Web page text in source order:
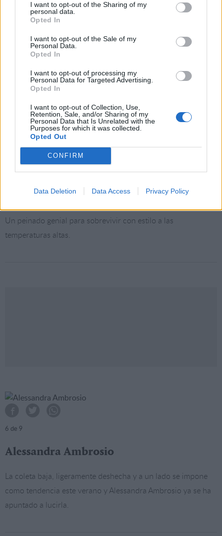
I want to opt-out of the Sharing of my
personal data.
Opted In
I want to opt-out of the Sale of my
Personal Data.
Opted In
I want to opt-out of processing my
Personal Data for Targeted Advertising.
Opted In
I want to opt-out of Collection, Use,
Retention, Sale, and/or Sharing of my
Personal Data that Is Unrelated with the
Purposes for which it was collected.
Opted Out
CONFIRM
Data Deletion Data Access Privacy Policy
Daria Werbowy
Corto y con ondas muy naturales como el que luce Daria
Werbowy en la imagen. Sin duda, un cabello perfecto para el
Un peinado genial para sobrevivir con estilo a las
temperaturas altas.
6 de 9
Alessandra Ambrosio
La coleta baja, ligeramente deshecha y a un lado se impone
como tendencia este verano y Alessandra Ambrosio ya se ha
apuntado a lucirla.